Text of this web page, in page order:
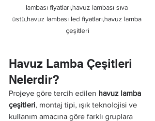
lambası fiyatları,havuz lambası sıva
üstü,havuz lambası led fiyatları,havuz lamba
çeşitleri
Havuz Lamba Çeşitleri
Nelerdir?
Projeye göre tercih edilen havuz lamba
çeşitleri, montaj tipi, ışık teknolojisi ve
kullanım amacına göre farklı gruplara